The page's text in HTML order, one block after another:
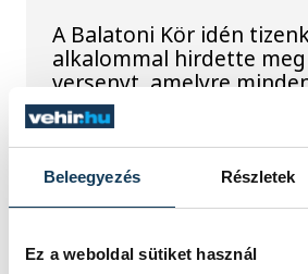
Beleegyezés Részletek
Ez a weboldal sütiket használ
A Balatoni Kör idén
alkalommal hirdette
versenyt, amelyre
22 vendéglátóhely 44
fonyódi hely nyert...
Meglepték az
júliusi inflációs